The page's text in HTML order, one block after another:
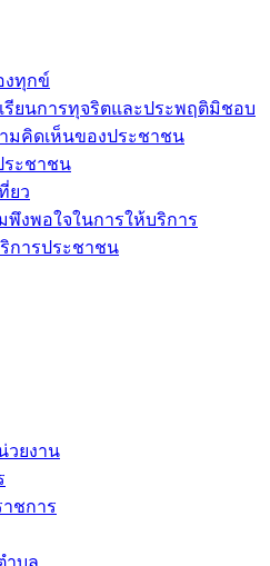
งทุกข์
เรียนการทุจริตและประพฤติมิชอบ
มคิดเห็นของประชาชน
ระชาชน
ยว
พึงพอใจในการให้บริการ
การประชาชน
วยงาน
ชการ
ำบล